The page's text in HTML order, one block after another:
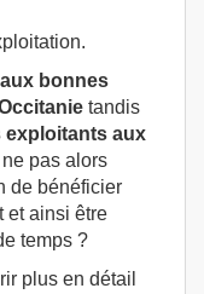
bonnes
tandis
aux
pas alors
de bénéficier
et ainsi être
temps ?
plus en détail